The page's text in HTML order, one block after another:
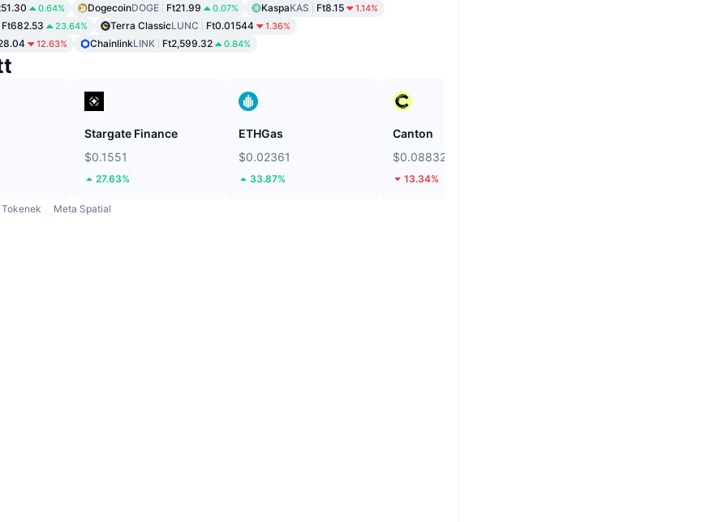
0.64% DogecoinDOGE Ft21.99 0.07% KaspaKAS Ft8.15 1.14%
Ft682.53 23.64% Terra ClassicLUNC Ft0.01544 1.36%
12.63% ChainlinkLINK Ft2,599.32 0.84%
Stargate Finance
$0.1551
27.63%
ETHGas
$0.02361
33.87%
Canton
$0.08832
13.34%
Tokenek Meta Spatial